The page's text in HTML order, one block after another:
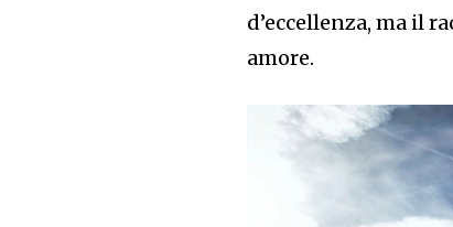
d’eccellenza, ma il
amore.